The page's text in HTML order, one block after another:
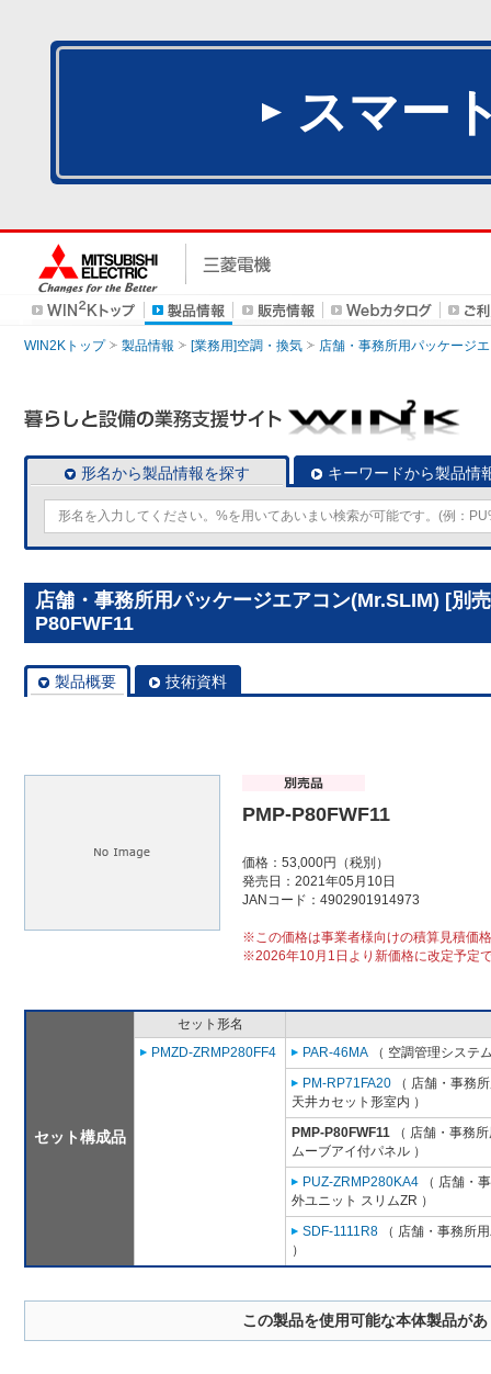
スマー
WIN2Kトップ 製品情報 [業務用]空調・換気 店舗・事務所用パッケージ
形名から製品情報を探す キーワードから製品情
店舗・事務所用パッケージエアコン(Mr.SLIM) [別
P80FWF11
製品概要 技術資料
PMP-P80FWF11
価格：53,000円（税別）
発売日：2021年05月10日
JANコード：4902901914973
※この価格は事業者様向けの積算見積価
※2026年10月1日より新価格に改定予定
セット構成品
セット形名
PMZD-ZRMP280FF4
PAR-46MA （ 空調管理システ
PM-RP71FA20 （ 店舗・事務
天井カセット形室内 ）
PMP-P80FWF11 （ 店舗・事務
ムーブアイ付パネル ）
PUZ-ZRMP280KA4 （ 店舗・
外ユニット スリムZR ）
SDF-1111R8 （ 店舗・事務所
）
この製品を使用可能な本体製品が